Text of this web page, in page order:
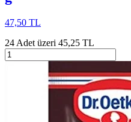
47,50 TL
24 Adet üzeri 45,25 TL